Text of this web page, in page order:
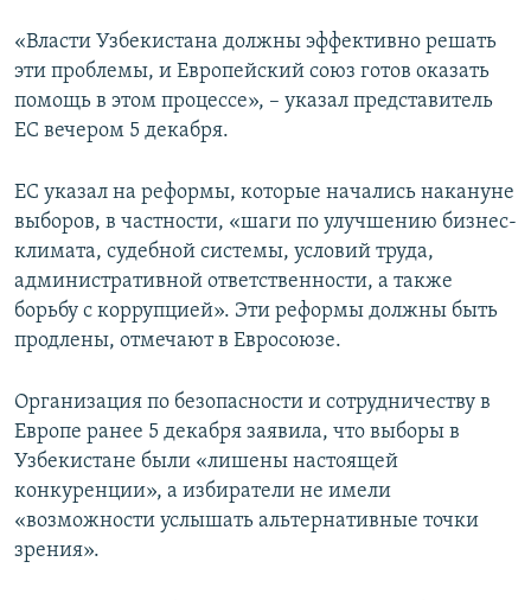
«Власти Узбекистана должны эффективно решать
эти проблемы, и Европейский союз готов оказать
помощь в этом процессе», – указал представитель
ЕС вечером 5 декабря.
ЕС указал на реформы, которые начались накануне
выборов, в частности, «шаги по улучшению бизнес-
климата, судебной системы, условий труда,
административной ответственности, а также
борьбу с коррупцией». Эти реформы должны быть
продлены, отмечают в Евросоюзе.
Организация по безопасности и сотрудничеству в
Европе ранее 5 декабря заявила, что выборы в
Узбекистане были «лишены настоящей
конкуренции», а избиратели не имели
«возможности услышать альтернативные точки
зрения».